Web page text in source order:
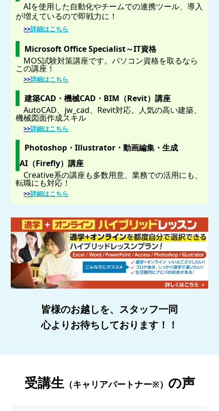
AIを使用した自動化やチームでの連携ツール、導入
が増えているので即戦力に！
>>詳細はこちら
Microsoft Office Specialist～IT資格
MOS試験対策講座です。パソコン資格を取るなら
この講座！
>>詳細はこちら
建築CAD・機械CAD・BIM（Revit）講座
AutoCAD、jw_cad、Revit対応。人気の高い建築、
機械図面作成スキル
>>詳細はこちら
Photoshop・Illustrator・動画編集・生成
AI（Firefly）講座
Creative系の講座も多数用意、業務での活用にも、
転職にも対応！
>>詳細はこちら
皆様のお越しを、スタッフ一同
心よりお待ちしております！！
受講生（キャリアパートナー※） の声